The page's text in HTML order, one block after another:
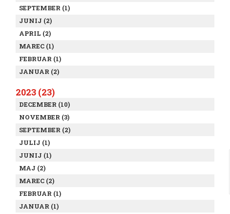
SEPTEMBER (1)
JUNIJ (2)
APRIL (2)
MAREC (1)
FEBRUAR (1)
JANUAR (2)
2023 (23)
DECEMBER (10)
NOVEMBER (3)
SEPTEMBER (2)
JULIJ (1)
JUNIJ (1)
MAJ (2)
MAREC (2)
FEBRUAR (1)
JANUAR (1)